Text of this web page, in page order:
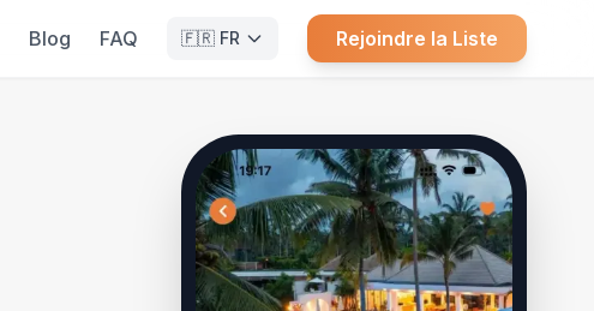
Blog FAQ 🇫🇷 FR Rejoindre la Liste